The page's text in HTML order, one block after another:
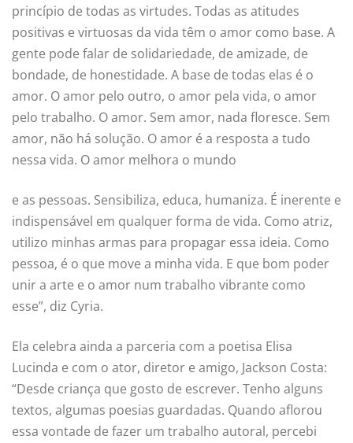
princípio de todas as virtudes. Todas as atitudes
positivas e virtuosas da vida têm o amor como base. A
gente pode falar de solidariedade, de amizade, de
bondade, de honestidade. A base de todas elas é o
amor. O amor pelo outro, o amor pela vida, o amor
pelo trabalho. O amor. Sem amor, nada floresce. Sem
amor, não há solução. O amor é a resposta a tudo
nessa vida. O amor melhora o mundo
e as pessoas. Sensibiliza, educa, humaniza. É inerente e
indispensável em qualquer forma de vida. Como atriz,
utilizo minhas armas para propagar essa ideia. Como
pessoa, é o que move a minha vida. E que bom poder
unir a arte e o amor num trabalho vibrante como
esse”, diz Cyria.
Ela celebra ainda a parceria com a poetisa Elisa
Lucinda e com o ator, diretor e amigo, Jackson Costa:
“Desde criança que gosto de escrever. Tenho alguns
textos, algumas poesias guardadas. Quando aflorou
essa vontade de fazer um trabalho autoral, percebi